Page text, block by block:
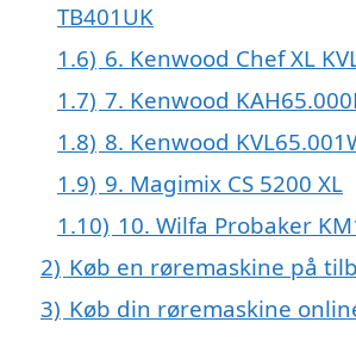
TB401UK
1.6) 6. Kenwood Chef XL
1.7) 7. Kenwood
1.8) 8. Kenwood
1.9) 9. Magimix CS 5200 XL
1.10) 10. Wilfa Probaker
2) Køb en røremaskine på
3) Køb din røremaskine